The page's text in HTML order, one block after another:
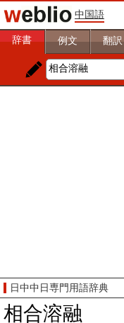
中国語
辞書 例文 翻訳
日中中日専門用語辞典
相合溶融